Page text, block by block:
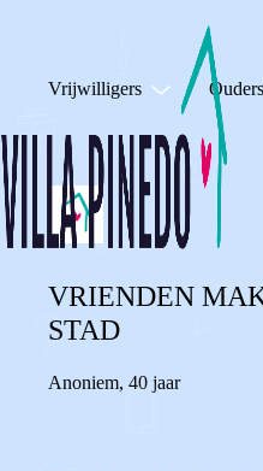
Vrijwilligers Ouders
VRIENDEN
STAD
Anoniem, 40 jaar